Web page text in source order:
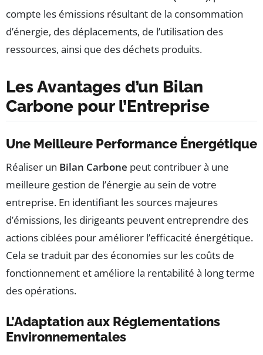
compte les émissions résultant de la consommation
d’énergie, des déplacements, de l’utilisation des
ressources, ainsi que des déchets produits.
Les Avantages d’un Bilan
Carbone pour l’Entreprise
Une Meilleure Performance Énergétique
Réaliser un Bilan Carbone peut contribuer à une
meilleure gestion de l’énergie au sein de votre
entreprise. En identifiant les sources majeures
d’émissions, les dirigeants peuvent entreprendre des
actions ciblées pour améliorer l’efficacité énergétique.
Cela se traduit par des économies sur les coûts de
fonctionnement et améliore la rentabilité à long terme
des opérations.
L’Adaptation aux Réglementations
Environnementales